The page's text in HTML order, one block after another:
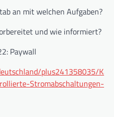
an mit welchen Aufgaben?
und wie informiert?
Paywall
plus241358035/
Stromabschaltungen-